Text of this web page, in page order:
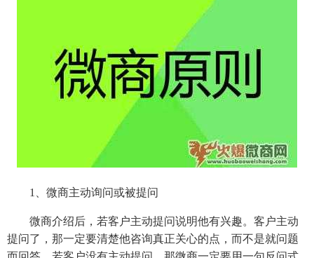
1、微商主动询问或被提问
微商介绍后，若客户主动提问说明他有兴趣。客户主动
提问了，那一定要清楚他咨询真正关心的点，而不是就问题